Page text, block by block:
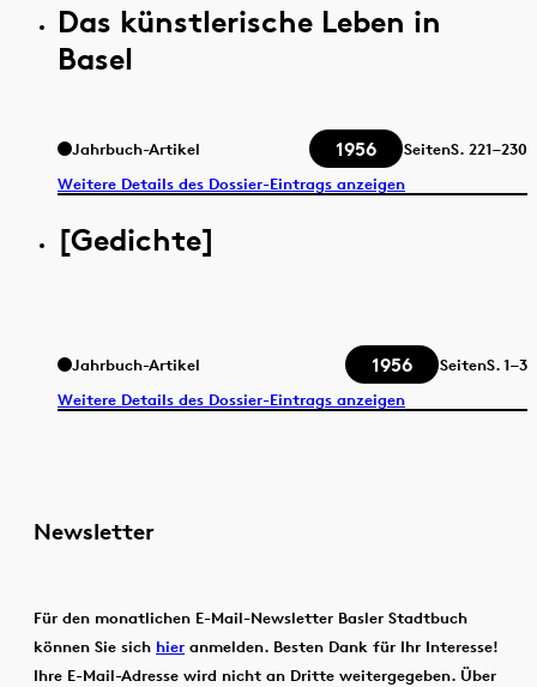
Das künstlerische Leben in
Basel
Jahrbuch-Artikel 1956 SeitenS. 221–230
Weitere Details des Dossier-Eintrags anzeigen
[Gedichte]
Jahrbuch-Artikel 1956 SeitenS.1–3
Weitere Details des Dossier-Eintrags anzeigen
Newsletter
Für den monatlichen E-Mail-Newsletter Basler Stadtbuch
können Sie sich hier anmelden. Besten Dank für Ihr Interesse!
Ihre E-Mail-Adresse wird nicht an Dritte weitergegeben. Über